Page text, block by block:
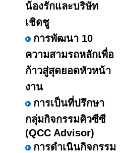
น้องรักและบริษัท
เชิดชู
การพัฒนา 10
ความสามรถหลักเพื่อ
ก้าวสู่สุดยอดหัวหน้า
งาน
การเป็นที่ปรึกษา
กลุ่มกิจกรรมคิวซีซี
(QCC Advisor)
การดำเนินกิจกรรม